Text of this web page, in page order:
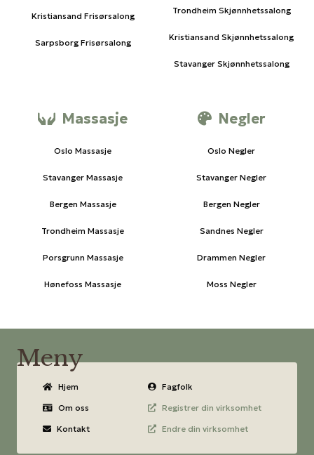
Kristiansand Frisørsalong
Sarpsborg Frisørsalong
Trondheim Skjønnhetssalong
Kristiansand Skjønnhetssalong
Stavanger Skjønnhetssalong
Massasje
Oslo Massasje
Stavanger Massasje
Bergen Massasje
Trondheim Massasje
Porsgrunn Massasje
Hønefoss Massasje
Negler
Oslo Negler
Stavanger Negler
Bergen Negler
Sandnes Negler
Drammen Negler
Moss Negler
Meny
Hjem
Om oss
Kontakt
Fagfolk
Registrer din virksomhet
Endre din virksomhet